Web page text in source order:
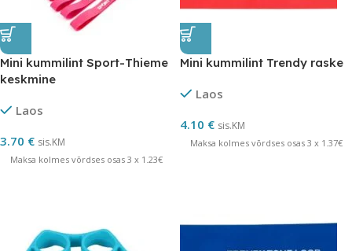
Mini kummilint Sport-Thieme
keskmine
Laos
3.70 € sis.KM
Maksa kolmes võrdses osas 3 x 1.23€
Mini kummilint Trendy raske
Laos
4.10 € sis.KM
Maksa kolmes võrdses osas 3 x 1.37€